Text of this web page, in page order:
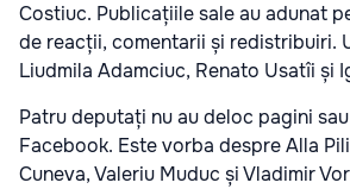
Costiuc. Publicațiile sale au adunat
de reacții, comentarii și redistribuiri.
Liudmila Adamciuc, Renato Usatîi și
Patru deputați nu au deloc pagini
Facebook. Este vorba despre Alla
Cuneva, Valeriu Muduc și Vladimir